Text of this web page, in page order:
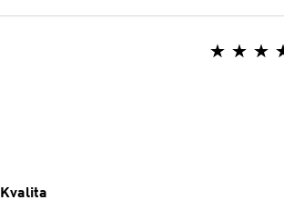
Kvalita